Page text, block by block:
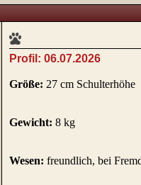
Profil: 06.07.2026
Größe: 27 cm Schulterhöhe
Gewicht: 8 kg
Wesen: freundlich, bei